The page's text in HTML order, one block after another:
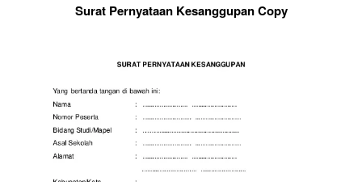
Surat Pernyataan Kesanggupan Copy